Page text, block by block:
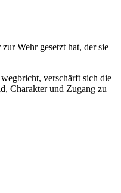
Wehr gesetzt hat, der sie
verschärft sich die
Charakter und Zugang zu